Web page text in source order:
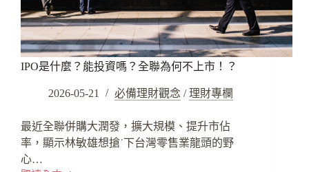
IPO是什麼？能投資嗎？全聯為何不上市！？
2026-05-21 必備理財觀念 / 理財專欄
最近全聯併購大潤發，擴大規模、提升市佔
率，顯示林敏雄想搶˙下台灣零售業龍頭的野
心…